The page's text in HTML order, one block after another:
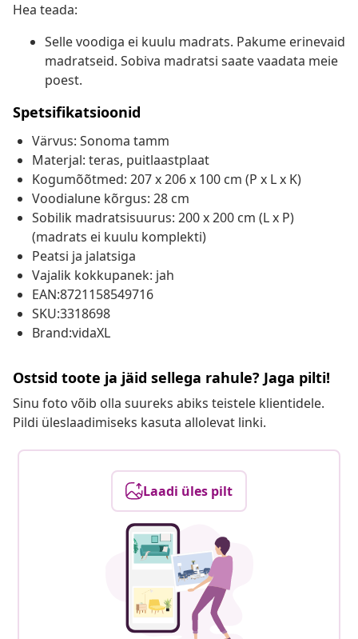
Hea teada:
Selle voodiga ei kuulu madrats. Pakume erinevaid
madratseid. Sobiva madratsi saate vaadata meie
poest.
Spetsifikatsioonid
Värvus: Sonoma tamm
Materjal: teras, puitlaastplaat
Kogumõõtmed: 207 x 206 x 100 cm (P x L x K)
Voodialune kõrgus: 28 cm
Sobilik madratsisuurus: 200 x 200 cm (L x P)
(madrats ei kuulu komplekti)
Peatsi ja jalatsiga
Vajalik kokkupanek: jah
EAN:8721158549716
SKU:3318698
Brand:vidaXL
Ostsid toote ja jäid sellega rahule? Jaga pilti!
Sinu foto võib olla suureks abiks teistele klientidele.
Pildi üleslaadimiseks kasuta allolevat linki.
Laadi üles pilt